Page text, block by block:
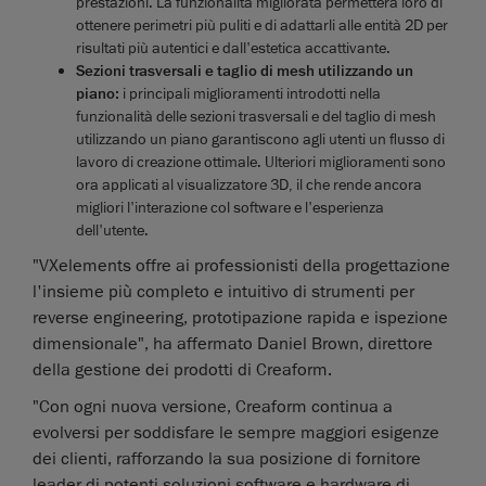
ottenere perimetri più puliti e di adattarli alle entità 2D per
risultati più autentici e dall'estetica accattivante.
Sezioni trasversali e taglio di mesh utilizzando un
piano: i principali miglioramenti introdotti nella
funzionalità delle sezioni trasversali e del taglio di mesh
utilizzando un piano garantiscono agli utenti un flusso di
lavoro di creazione ottimale. Ulteriori miglioramenti sono
ora applicati al visualizzatore 3D, il che rende ancora
migliori l'interazione col software e l'esperienza
dell'utente.
"VXelements offre ai professionisti della progettazione
l'insieme più completo e intuitivo di strumenti per
reverse engineering, prototipazione rapida e ispezione
dimensionale", ha affermato Daniel Brown, direttore
della gestione dei prodotti di Creaform.
"Con ogni nuova versione, Creaform continua a
evolversi per soddisfare le sempre maggiori esigenze
dei clienti, rafforzando la sua posizione di fornitore